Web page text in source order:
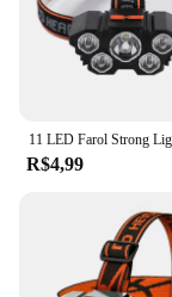
R$4,99